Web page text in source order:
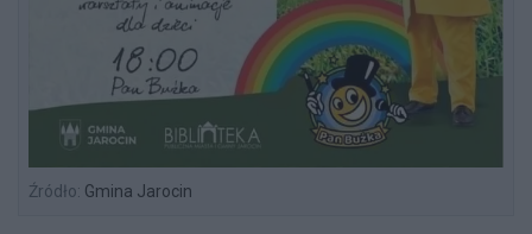
Źródło: Gmina Jarocin